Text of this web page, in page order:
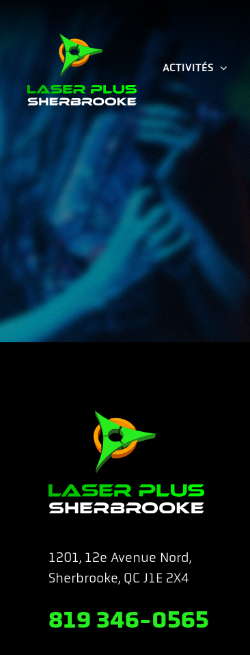
ACTIVITÉS
1201, 12e Avenue Nord,
Sherbrooke, QC J1E 2X4
819 346-0565